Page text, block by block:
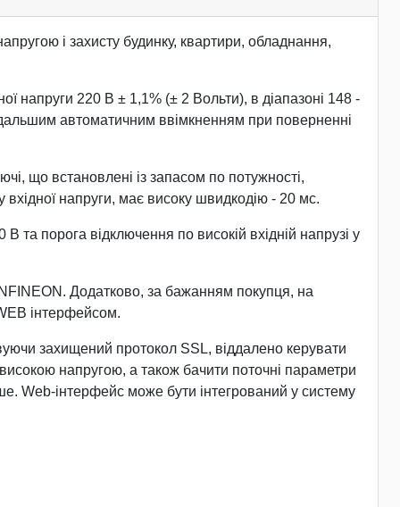
і захисту будинку, квартири, обладнання,
напруги 220 В ± 1,1% (± 2 Вольти), в діапазоні 148 -
автоматичним ввімкненням при поверненні
що встановлені із запасом по потужності,
напруги, має високу швидкодію - 20 мс.
та порога відключення по високій вхідній напрузі у
Додатково, за бажанням покупця, на
інтерфейсом.
захищений протокол SSL, віддалено керувати
напругою, а також бачити поточні параметри
Web-інтерфейс може бути інтегрований у систему